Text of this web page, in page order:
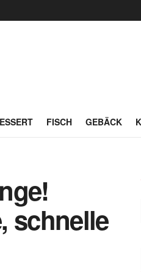
FISCH GEBÄCK
schnelle